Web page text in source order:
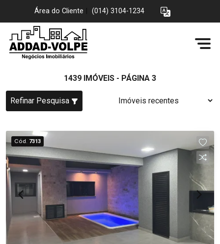
Área do Cliente (014) 3104-1234
1439 IMÓVEIS - PÁGINA 3
Refinar Pesquisa
Cód. 7313